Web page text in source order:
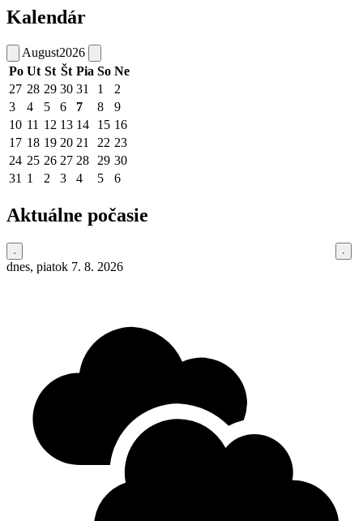
Kalendár
August2026
Po Ut St Št Pia So Ne
27 28 29 30 31 1
2
3
4 5 6 7 8
9
10 11 12 13 14 15 16
17 18 19 20 21 22 23
24 25 26 27 28 29 30
31 1 2 3 4 5 6
Aktuálne počasie
dnes, piatok 7. 8. 2026